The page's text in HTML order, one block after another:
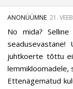
ANONÜÜMNE 21.
No mida?
juhtkoerte tõttu
lemmikloomadele,
Ettenägematud